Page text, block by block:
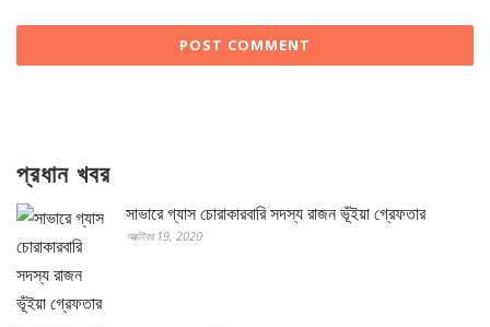
প্রধান খবর
সাভারে গ্যাস চোরাকারবারি সদস্য রাজন ভূঁইয়া গ্রেফতার
অক্টোবর 19, 2020